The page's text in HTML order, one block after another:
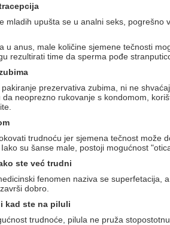
mladih upušta se u analni seks,
u anus, male količine sjemene tečnosti
rezultirati time da sperma pođe
prezervativa zubima, ni ne
neoprezno rukovanje s kondomom,
trudnoću jer sjemena tečnost može
su šanse male, postoji mogućnost
ste već trudni
fenomen naziva se
dobro.
kad ste na piluli
trudnoće, pilula ne pruža